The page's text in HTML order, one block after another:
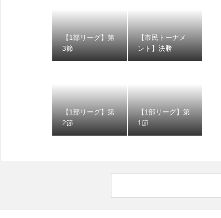
【1部リーグ】第
3節
【市民トーナメ
ント】決勝
【1部リーグ】第
2節
【1部リーグ】第
1節